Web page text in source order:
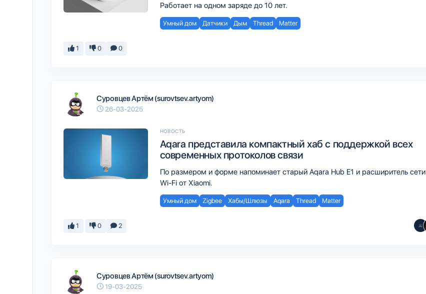
Работает на одном заряде до 10 лет.
Умный дом Датчики Дым Thread Matter
1 0 0
Суровцев Артём (surovtsev.artyom)
26-03-2025
НОВОСТЬ
Aqara представила компактный хаб с поддержкой всех
современных протоколов связи
По размером и форме напоминает старый Aqara Hub E1 и расширитель сети
Wi-Fi от Xiaomi.
Умный дом Zigbee Хабы/Шлюзы Aqara Thread Matter
1 0 2
Суровцев Артём (surovtsev.artyom)
19-03-2025